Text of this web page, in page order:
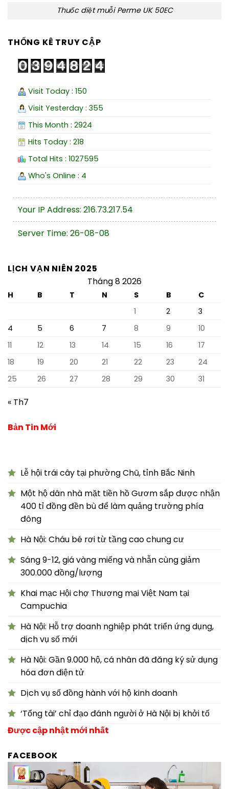
Thuốc diệt muỗi Perme UK 50EC
THỐNG KÊ TRUY CẬP
Visit Today : 150
Visit Yesterday : 355
This Month : 2924
Hits Today : 218
Total Hits : 1027595
Who's Online : 4
Your IP Address: 216.73.217.54
Server Time: 26-08-08
LỊCH VẠN NIÊN 2025
Tháng 8 2026
H B T N S B
C
1
2
3
4
5 6 7 8 9
10
11
12 13 14 15 16
17
18
19 20 21 22 23
24
25
26 27 28 29 30 31
« Th7
Bản Tin Mới
Lễ hội trái cây tại phường Chũ, tỉnh Bắc Ninh
Một hộ dân nhà mặt tiền hồ Gươm sắp được nhận
400 tỉ đồng đền bù để làm quảng trường phía
đông
Hà Nội: Cháu bé rơi từ tầng cao chung cư
Sáng 9-12, giá vàng miếng và nhẫn cùng giảm
300.000 đồng/lượng
Khai mạc Hội chợ Thương mại Việt Nam tại
Campuchia
Hà Nội: Hỗ trợ doanh nghiệp phát triển ứng dụng,
dịch vụ số mới
Hà Nội: Gần 9.000 hộ, cá nhân đã đăng ký sử dụng
hóa đơn điện tử
Dịch vụ số đồng hành với hộ kinh doanh
‘Tổng tài’ chỉ đạo đánh người ở Hà Nội bị khởi tố
Được cập nhật mới nhất
FACEBOOK